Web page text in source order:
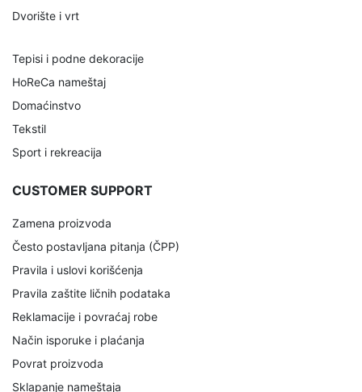
Dvorište i vrt
Tepisi i podne dekoracije
HoReCa nameštaj
Domaćinstvo
Tekstil
Sport i rekreacija
CUSTOMER SUPPORT
Zamena proizvoda
Često postavljana pitanja (ČPP)
Pravila i uslovi korišćenja
Pravila zaštite ličnih podataka
Reklamacije i povraćaj robe
Način isporuke i plaćanja
Povrat proizvoda
Sklapanje nameštaja